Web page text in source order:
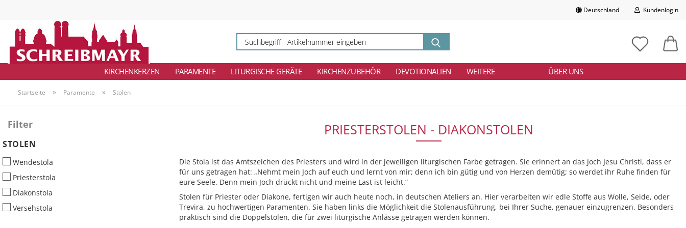
Deutschland Kundenlogin
E-Mail
Passwort vergessen?
eingeben
KIRCHENKERZEN PARAMENTE LITURGISCHE GERÄTE KIRCHENZUBEHÖR DEVOTIONALIEN ÜBER UNS
WEITERE
Startseite » Paramente » Stolen
PRIESTERSTOLEN - DIAKONSTOLEN
Die Stola ist das Amtszeichen des Priesters und wird in der jeweiligen liturgischen Farbe getragen. Sie erinnert an das Joch Jesu Christi, dass er
für uns getragen hat: „Nehmt mein Joch auf euch und lernt von mir; denn ich bin gütig und von Herzen demütig; so werdet ihr Ruhe finden für
eure Seele. Denn mein Joch drückt nicht und meine Last ist leicht.“
Stolen für Priester oder Diakone, fertigen wir auch heute noch, in deutschen Ateliers an. Hier verarbeiten wir edle Stoffe aus Wolle, Seide, oder
Trevira, zu hochwertigen Paramenten. Sie haben links die Möglichkeit die Stolenausführung, bei Ihrer Suche, genauer einzugrenzen. Besonders
praktisch sind die Doppelstolen, die für zwei liturgische Anlässe getragen werden können.
Filter
STOLEN
STOLEN
Wendestola
Priesterstola
Diakonstola
Versehstola